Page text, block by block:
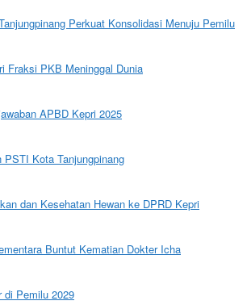
Perkuat Konsolidasi Menuju Pemilu
Fraksi PKB Meninggal Dunia
APBD Kepri 2025
Kota Tanjungpinang
dan Kesehatan Hewan ke DPRD Kepri
Buntut Kematian Dokter Icha
di Pemilu 2029